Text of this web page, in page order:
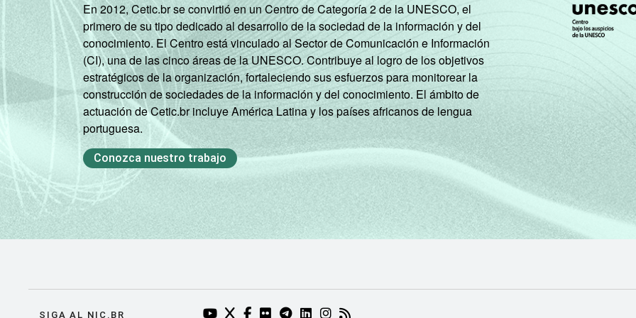
En 2012, Cetic.br se convirtió en un Centro de Categoría 2 de la UNESCO, el
primero de su tipo dedicado al desarrollo de la sociedad de la información y del
conocimiento. El Centro está vinculado al Sector de Comunicación e Información
(CI), una de las cinco áreas de la UNESCO. Contribuye al logro de los objetivos
estratégicos de la organización, fortaleciendo sus esfuerzos para monitorear la
construcción de sociedades de la información y del conocimiento. El ámbito de
actuación de Cetic.br incluye América Latina y los países africanos de lengua
portuguesa.
Conozca nuestro trabajo
SIGA AL NIC.BR YOUTUBE DO NIC.BR (ABRE EM NOVA ABA)
TWITTER DO NIC.BR (ABRE EM NOVA ABA)
FACEBOOK DO NIC.BR (ABRE EM NOVA ABA)
FLICKR DO NIC.BR (ABRE EM NOVA ABA)
TELEGRAM DO NIC.BR (ABRE EM NOVA ABA)
LINKEDIN DO NIC.BR (ABRE EM NOVA ABA)
INSTAGRAM DO NIC.BR (ABRE EM NOVA ABA)
RSS DO NIC.BR (ABRE EM NOVA ABA)